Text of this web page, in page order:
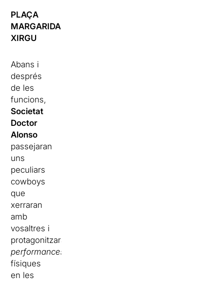
PLAÇA
MARGARIDA
XIRGU
Abans i
després
de les
funcions,
Societat
Doctor
Alonso
passejaran
uns
peculiars
cowboys
que
xerraran
amb
vosaltres i
protagonitzaran
performances
físiques
en les